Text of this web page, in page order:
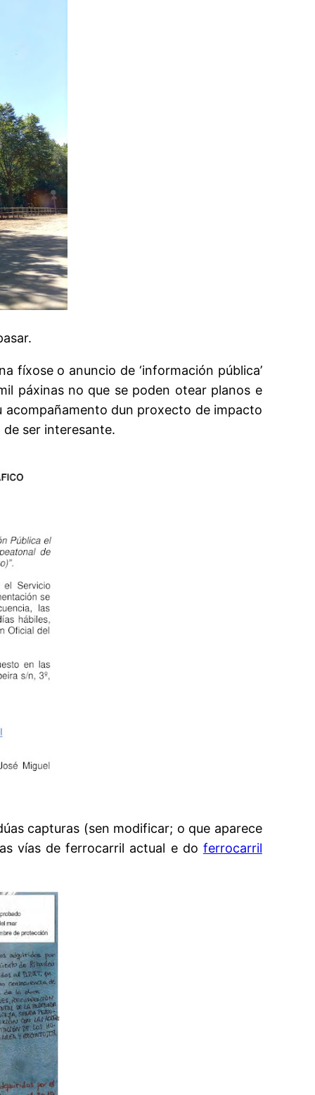
fíxose o anuncio de ‘información pública’
páxinas no que se poden otear planos e
acompañamento dun proxecto de impacto
ser interesante.
capturas (sen modificar; o que aparece
vías de ferrocarril actual e do ferrocarril